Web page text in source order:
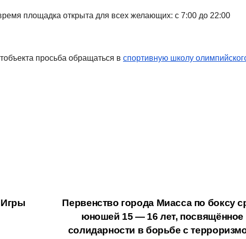
площадка открыта для всех желающих: с 7:00 до 22:00
просьба обращаться в спортивную школу
Первенство города Миасса по боксу
юношей 15 — 16 лет,
солидарности в борьбе с